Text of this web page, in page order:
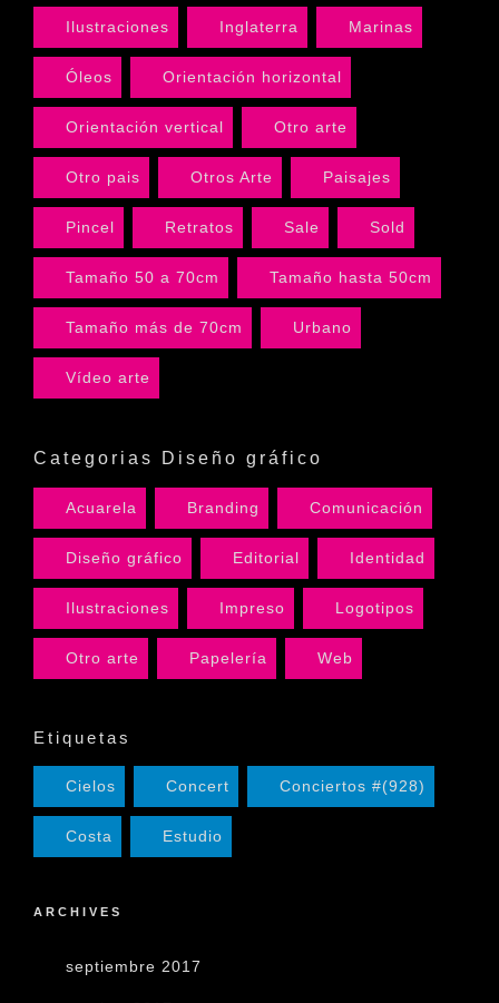
Ilustraciones Inglaterra Marinas
Óleos Orientación horizontal
Orientación vertical Otro arte
Otro pais Otros Arte Paisajes
Pincel Retratos Sale Sold
Tamaño 50 a 70cm Tamaño hasta 50cm
Tamaño más de 70cm Urbano
Vídeo arte
Categorias Diseño gráfico
Acuarela Branding Comunicación
Diseño gráfico Editorial Identidad
Ilustraciones Impreso Logotipos
Otro arte Papelería Web
Etiquetas
Cielos Concert Conciertos #(928)
Costa Estudio
ARCHIVES
septiembre 2017